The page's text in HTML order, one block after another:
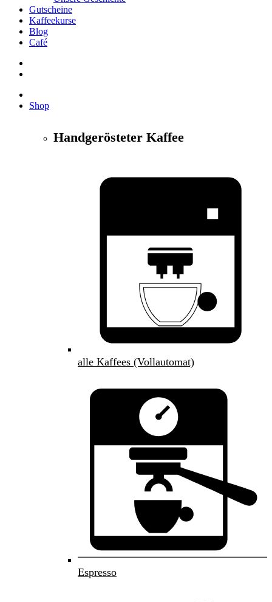
Gutscheine
Kaffeekurse
Blog
Café
Shop
Handgerösteter Kaffee
alle Kaffees (Vollautomat)
Espresso